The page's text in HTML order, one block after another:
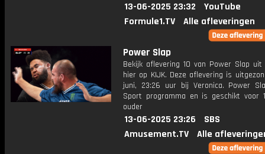
13-06-2025 23:32
YouTube
Formule1.TV
Alle afleveringen
Power Slap
Bekijk aflevering 10 van Power Slap uit
hier op KIJK. Deze aflevering is
juni, 23:26 uur bij Veronica. Power
Sport programma en is geschikt voor
ouder
13-06-2025 23:26
SBS
Amusement.TV
Alle